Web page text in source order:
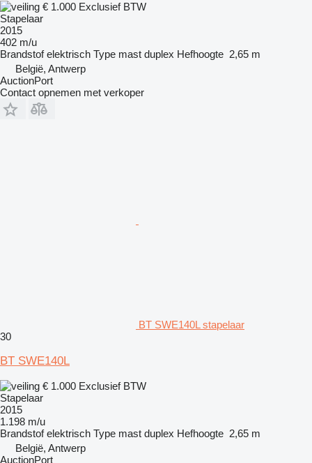
€ 1.000 Exclusief BTW
Stapelaar
2015
402 m/u
Brandstof elektrisch Type mast duplex Hefhoogte 2,65 m
België, Antwerp
AuctionPort
Contact opnemen met verkoper
BT SWE140L stapelaar
30
BT SWE140L
€ 1.000 Exclusief BTW
Stapelaar
2015
1.198 m/u
Brandstof elektrisch Type mast duplex Hefhoogte 2,65 m
België, Antwerp
AuctionPort